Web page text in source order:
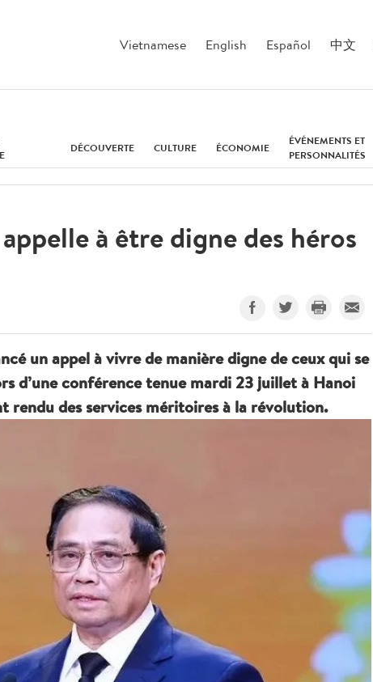
Vietnamese English Español 中文
DÉCOUVERTE CULTURE ÉCONOMIE
ÉVÉNEMENTS ET
PERSONNALITÉS
à être digne des héros
un appel à vivre de manière digne de ceux qui se
d’une conférence tenue mardi 23 juillet à Hanoi
rendu des services méritoires à la révolution.